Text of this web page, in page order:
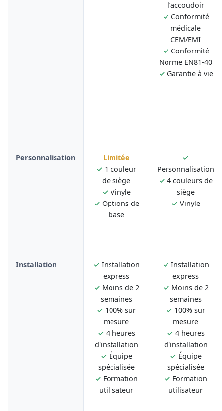
l’accoudoir
✓ Conformité
médicale
CEM/EMI
✓ Conformité
Norme EN81-40
✓ Garantie à vie
Personnalisation
Limitée
✓ 1 couleur
de siège
✓ Vinyle
✓ Options de
base
✓
Personnalisation
✓ 4 couleurs de
siège
✓ Vinyle
Installation ✓ Installation
express
✓ Moins de 2
semaines
✓ 100% sur
mesure
✓ 4 heures
d'installation
✓ Équipe
spécialisée
✓ Formation
utilisateur
✓ Installation
express
✓ Moins de 2
semaines
✓ 100% sur
mesure
✓ 4 heures
d'installation
✓ Équipe
spécialisée
✓ Formation
utilisateur